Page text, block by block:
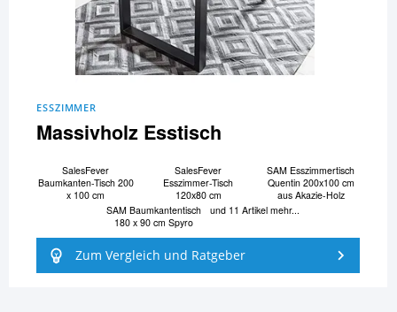
ESSZIMMER
Massivholz Esstisch
SalesFever
Baumkanten-Tisch 200
x 100 cm
SalesFever
Esszimmer-Tisch
120x80 cm
SAM Esszimmertisch
Quentin 200x100 cm
aus Akazie-Holz
SAM Baumkantentisch
180 x 90 cm Spyro
und 11 Artikel mehr...
Zum Vergleich und Ratgeber